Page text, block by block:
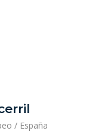
/ España